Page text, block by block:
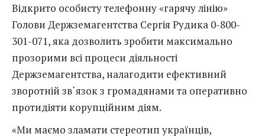
Відкрито особисту телефонну «гарячу лінію»
Голови Держземагентства Сергія Рудика 0-800-
301-071, яка дозволить зробити максимально
прозорими всі процеси діяльності
Держземагентства, налагодити ефективний
зворотній зв`язок з громадянами та оперативно
протидіяти корупційним діям.
«Ми маємо зламати стереотип українців,